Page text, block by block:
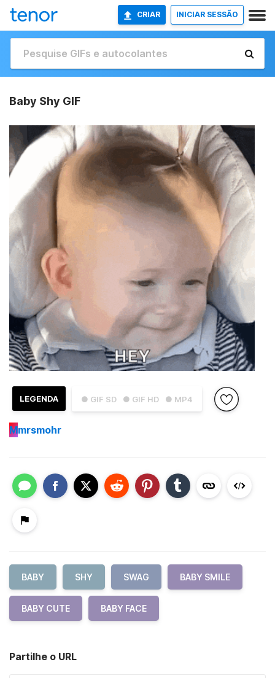
CRIAR INICIAR SESSÃO
Baby Shy GIF
● GIF SD ● GIF HD ● MP4
LEGENDA
Mmrsmohr
BABY SHY SWAG BABY SMILE
BABY CUTE BABY FACE
Partilhe o URL